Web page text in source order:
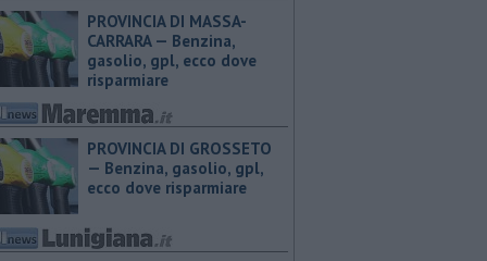
PROVINCIA DI MASSA-
CARRARA — ​Benzina,
gasolio, gpl, ecco dove
risparmiare
PROVINCIA DI GROSSETO
— ​Benzina, gasolio, gpl,
ecco dove risparmiare